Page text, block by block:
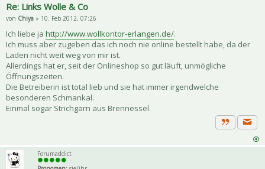
Re: Links Wolle & Co
von Chiya » 10. Feb 2012, 07:26
Ich liebe ja http://www.wollkontor-erlangen.de/.
Ich muss aber zugeben das ich noch nie online bestellt habe, da der
Laden nicht weit weg von mir ist.
Allerdings hat er, seit der Onlineshop so gut läuft, unmögliche
Öffnungszeiten.
Die Betreiberin ist total lieb und sie hat immer irgendwelche
besonderen Schmankal.
Einmal sogar Strichgarn aus Brennessel.
Zitat
Forumaddict